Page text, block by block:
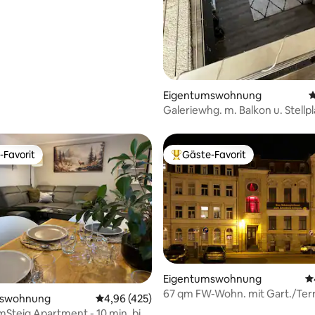
Eigentumswohnung
Galeriewhg. m. Balkon u.
4,9 von 5, 167 Bewertungen
Gäste-Favorit.
Favorit
Durchschnittliche Bewertung: 4,96 von 5,
4,96 (425)
Beliebter Gäste-Favorit.
Gäste-Favorit
Eigentumswohnung
67 qm FW-Wohn. mit Gart./